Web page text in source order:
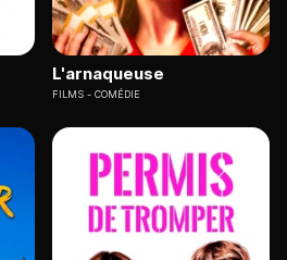
L'arnaqueuse
FILMS COMÉDIE